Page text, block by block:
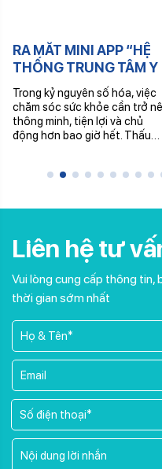
RA MẮT MINI APP “HỆ
THỐNG TRUNG TÂM Y
KHOA VẠN HẠNH”
Trong kỷ nguyên số hóa, việc
chăm sóc sức khỏe cần trở
thông minh, tiện lợi và chủ
động hơn bao giờ hết. Thấu…
Liên hệ tư
Vui lòng cung cấp thông tin,
thời gian sớm nhất